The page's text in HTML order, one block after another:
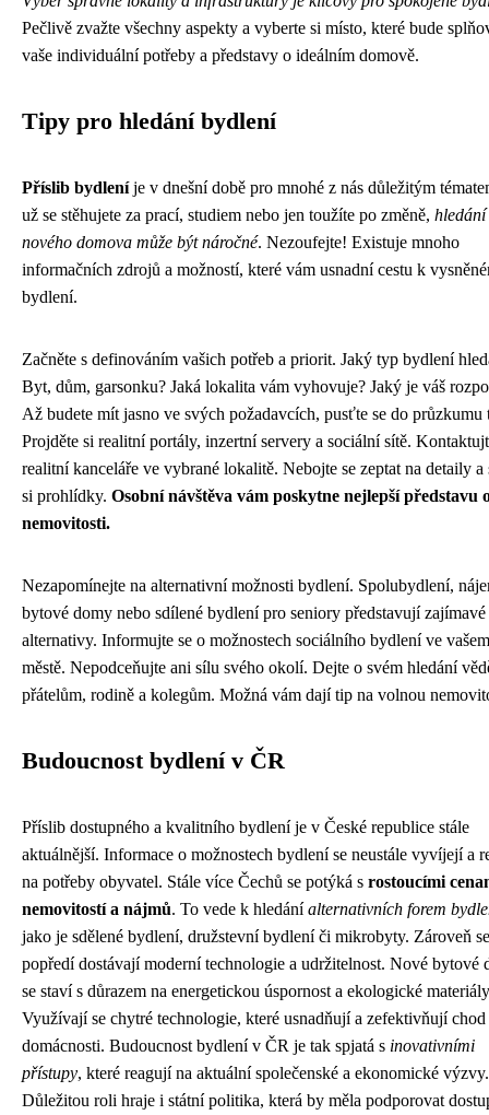
Pečlivě zvažte všechny aspekty a vyberte si místo, které bude
vaše individuální potřeby a představy o ideálním domově.
Tipy pro hledání bydlení
Příslib bydleníje v dnešní době pro mnohé z nás důležitým
už se stěhujete za prací, studiem nebo jen toužíte po změně, hledání
nového domova může být náročné. Nezoufejte! Existuje mnoho
informačních zdrojů a možností, které vám usnadní cestu k
bydlení.
Začněte s definováním vašich potřeb a priorit. Jaký typ bydlení
Byt, dům, garsonku? Jaká lokalita vám vyhovuje? Jaký je váš
Až budete mít jasno ve svých požadavcích, pusťte se do průzkumu
Projděte si realitní portály, inzertní servery a sociální sítě.
realitní kanceláře ve vybrané lokalitě. Nebojte se zeptat na detaily a
si prohlídky. Osobní návštěva vám poskytne nejlepší představu
nemovitosti.
Nezapomínejte na alternativní možnosti bydlení. Spolubydlení,
bytové domy nebo sdílené bydlení pro seniory představují zajímavé
alternativy. Informujte se o možnostech sociálního bydlení ve vašem
městě. Nepodceňujte ani sílu svého okolí. Dejte o svém hledání
přátelům, rodině a kolegům. Možná vám dají tip na volnou
Budoucnost bydlení v ČR
Příslib dostupného a kvalitního bydlení je v České republice stále
aktuálnější. Informace o možnostech bydlení se neustále vyvíjejí a
na potřeby obyvatel. Stále více Čechů se potýká s rostoucími
nemovitostí a nájmů. To vede k hledáníalternativních forem
jako je sdělené bydlení, družstevní bydlení či mikrobyty. Zároveň
popředí dostávají moderní technologie a udržitelnost. Nové bytové
se staví s důrazem na energetickou úspornost a ekologické
Využívají se chytré technologie, které usnadňují a zefektivňují chod
domácnosti. Budoucnost bydlení v ČR je tak spjatá s inovativními
přístupy, které reagují na aktuální společenské a ekonomické výzvy.
Důležitou roli hraje i státní politika, která by měla podporovat